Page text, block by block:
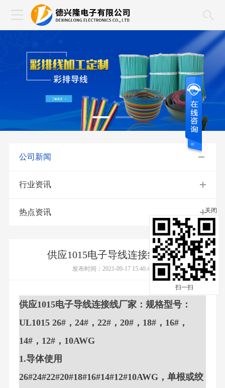
关闭
扫一扫
公司新闻
行业资讯
热点资讯
供应1015电子导线连接线厂家
发布时间：2021-09-17 15:40:48
供应1015电子导线连接线厂家：规格型号：
UL1015 26#，24#，22#，20#，18#，16#，
14#，12#，10AWG
1.导体使用
26#24#22#20#18#16#14#12#10AWG，单根或绞